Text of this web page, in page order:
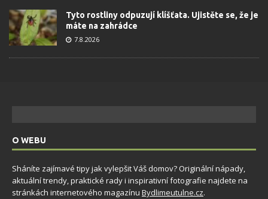
Tyto rostliny odpuzují klíšťata. Ujistěte se, že je
máte na zahrádce
7.8.2026
O WEBU
Sháníte zajímavé tipy jak vylepšit Váš domov? Originální nápady,
aktuální trendy, praktické rady i inspirativní fotografie najdete na
stránkách internetového magazínu Bydlimeutulne.cz.